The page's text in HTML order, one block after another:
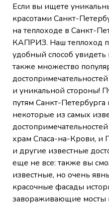
Если вы ищете
красотами Санкт-
на теплоходе в Санкт-
КАПРИЗ. Наш теплоход
удобный способ
также множество
и уникальной стороны!
путям Санкт-
некоторые из самых
храм Спаса-на-Крови, и
и другие известные
еще не все: также вы
известные, но очень
красочные фасады
завораживающие мосты